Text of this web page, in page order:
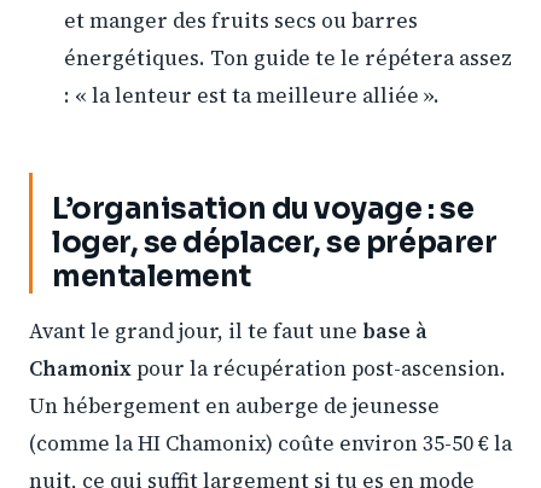
et manger des fruits secs ou barres
énergétiques. Ton guide te le répétera assez
: « la lenteur est ta meilleure alliée ».
L’organisation du voyage : se
loger, se déplacer, se préparer
mentalement
Avant le grand jour, il te faut une base à
Chamonix pour la récupération post-ascension.
Un hébergement en auberge de jeunesse
(comme la HI Chamonix) coûte environ 35-50 € la
nuit, ce qui suffit largement si tu es en mode